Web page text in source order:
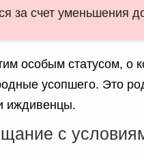
за счет уменьшения
особым статусом, о
усопшего. Это
иждивенцы.
с